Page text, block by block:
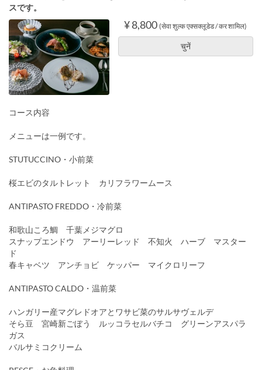
スです。
¥ 8,800 (सेवा शुल्क एक्सक्लूडेड / कर शामिल)
चुनें
コース内容
メニューは一例です。
STUTUCCINO・小前菜
桜エビのタルトレット カリフラワームース
ANTIPASTO FREDDO・冷前菜
和歌山ころ鯛 千葉メジマグロ
スナップエンドウ アーリーレッド 不知火 ハーブ マスター
ド
春キャベツ アンチョビ ケッパー マイクロリーフ
ANTIPASTO CALDO・温前菜
ハンガリー産マグレドオアとワサビ菜のサルサヴェルデ
そら豆 宮崎新ごぼう ルッコラセルバチコ グリーンアスパラ
ガス
バルサミコクリーム